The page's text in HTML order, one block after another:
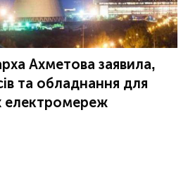
Ахметова заявила,
та обладнання для
електромереж